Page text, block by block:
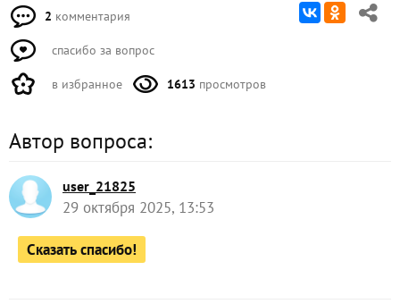
2 комментария
спасибо за вопрос
в избранное 1613 просмотров
Автор вопроса:
user_21825
29 октября 2025, 13:53
Сказать спасибо!